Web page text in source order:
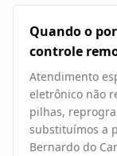
Quando o
controle
Atendimento
eletrônico não
pilhas,
substituímos a
Bernardo do